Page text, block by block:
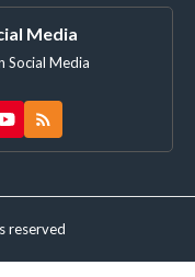
Media
Social Media
reserved